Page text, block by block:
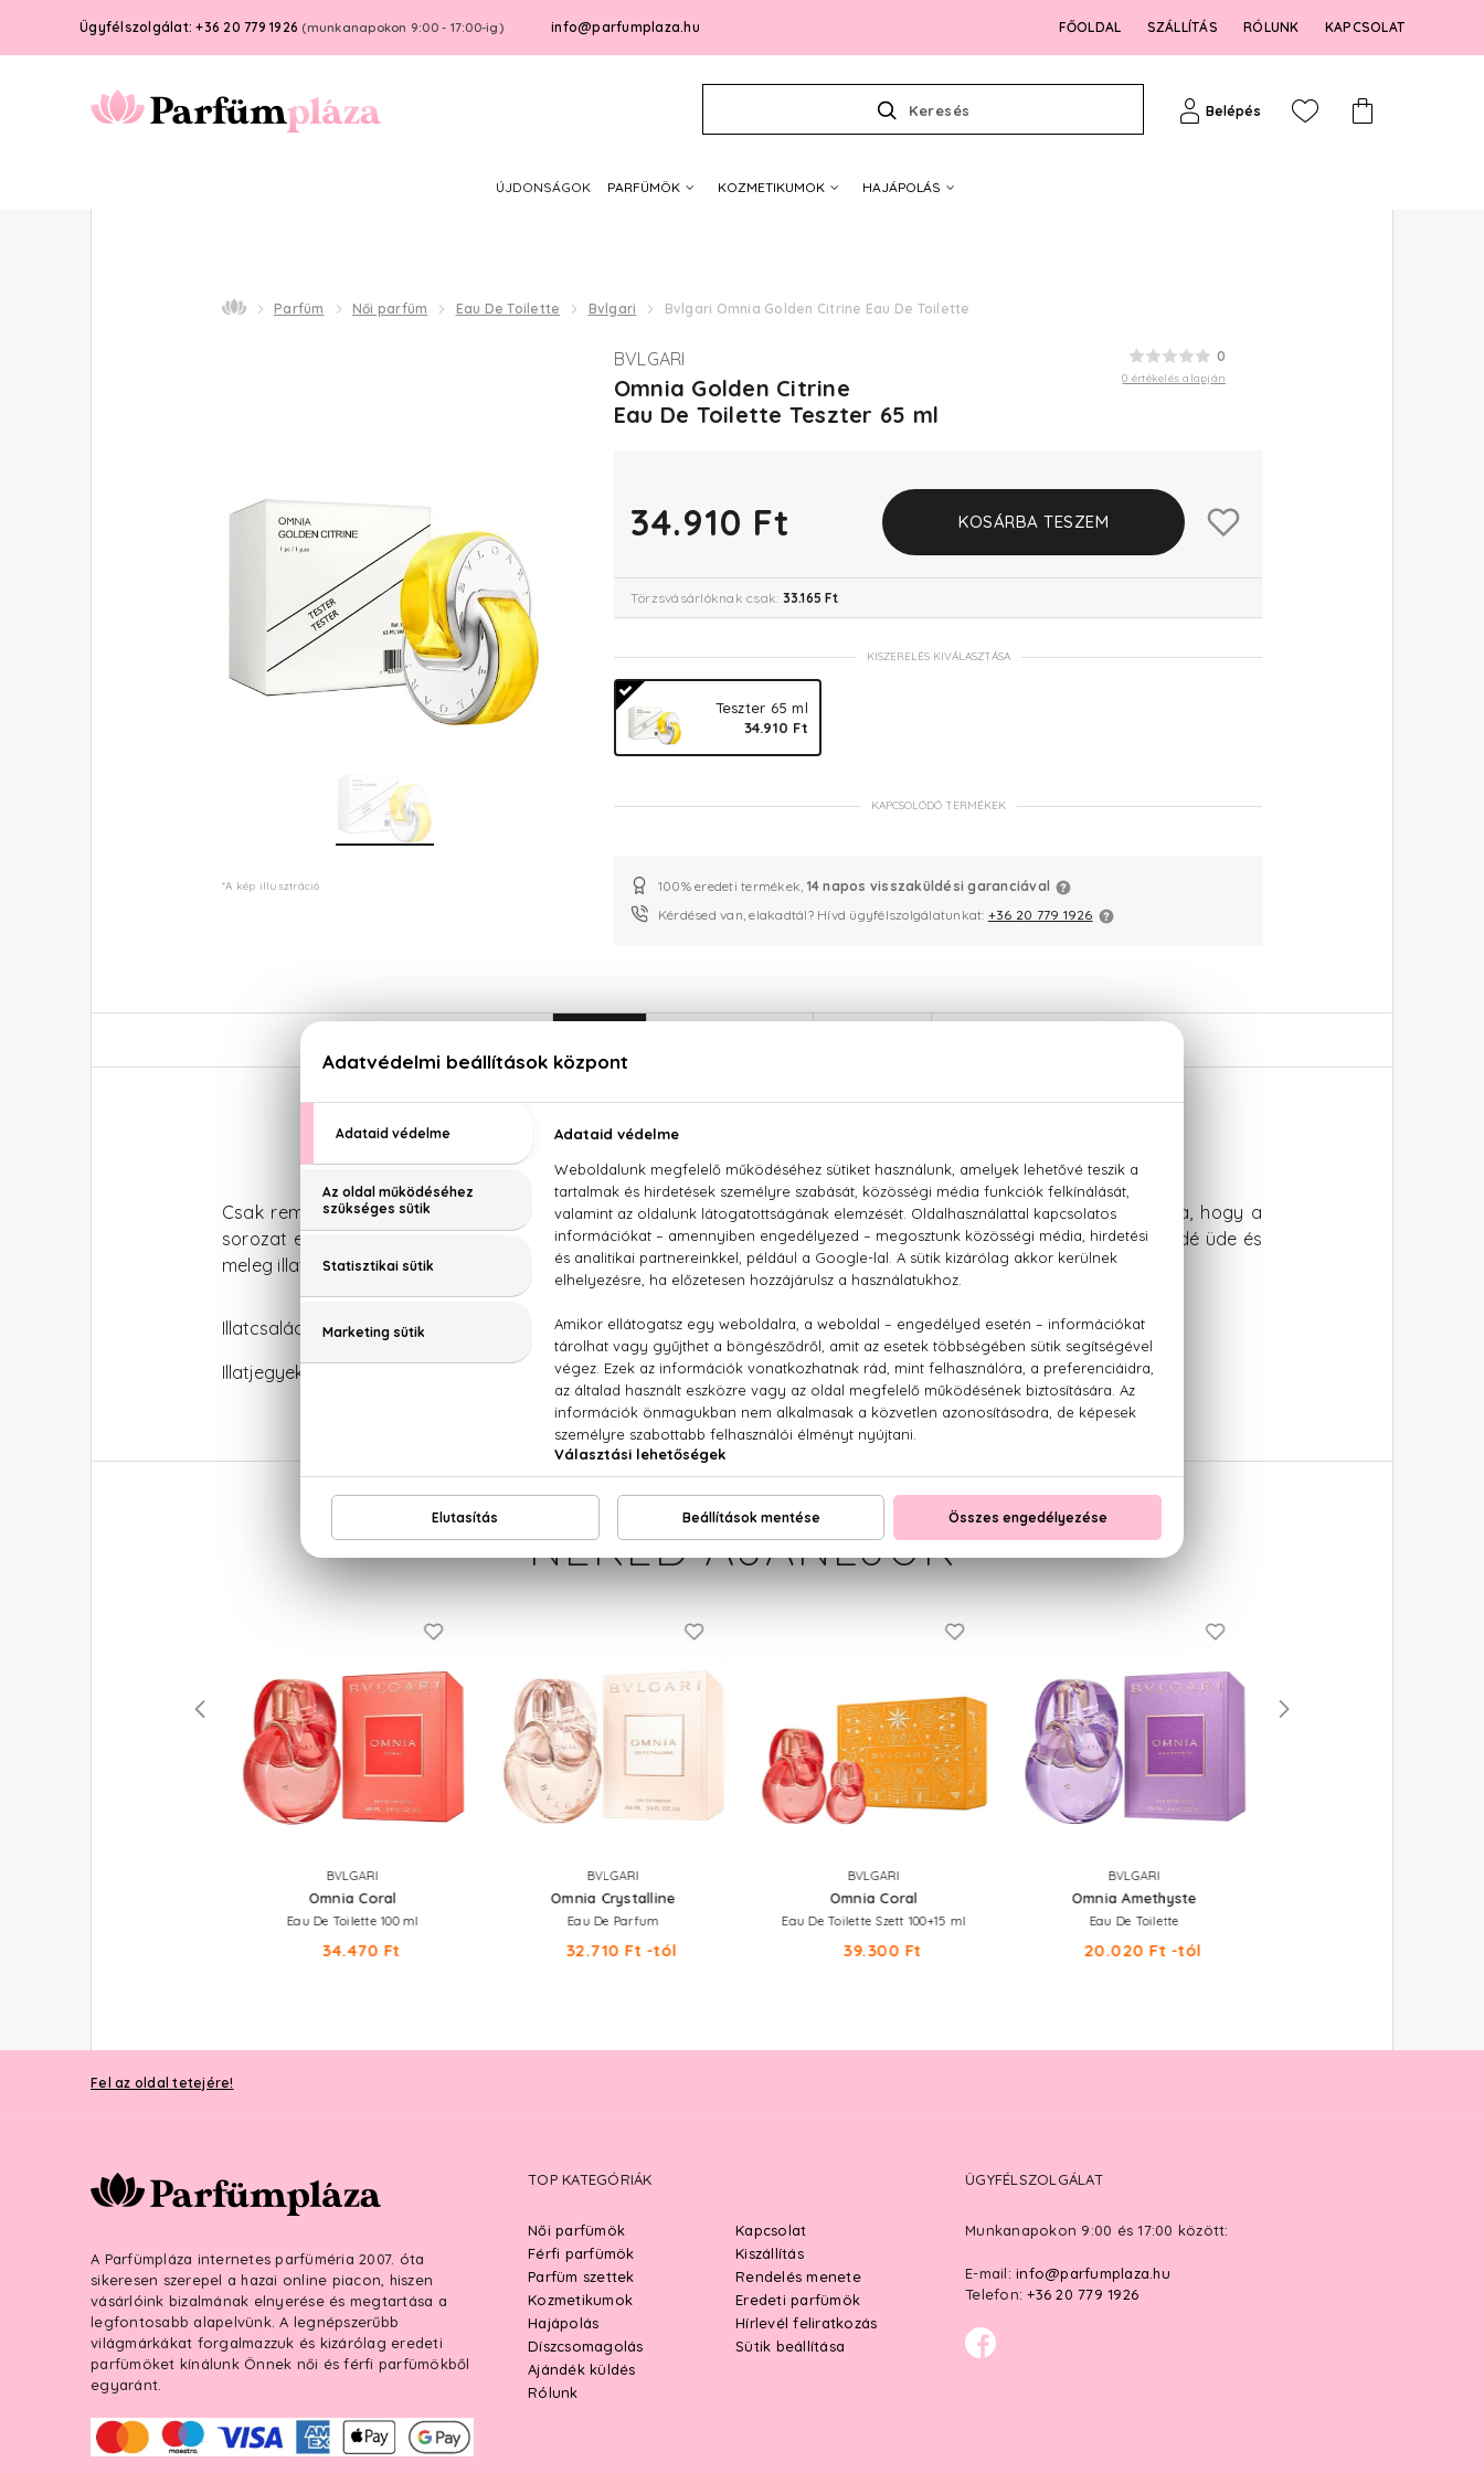
Ügyfélszolgálat: +36 20 779 1926 (munkanapokon 9:00 - 17:00-ig) info@parfumplaza.hu FŐOLDAL SZÁLLÍTÁS RÓLUNK KAPCSOLAT
Keresés Belépés
ÚJDONSÁGOK PARFÜMÖK KOZMETIKUMOK HAJÁPOLÁS
Parfüm Női parfüm Eau De Toilette Bvlgari Bvlgari Omnia Golden Citrine Eau De Toilette
*A kép illusztráció
0
0 értékelés alapján
BVLGARI
Omnia Golden Citrine
Eau De Toilette Teszter 65 ml
34.910 Ft KOSÁRBA TESZEM
Törzsvásárlóknak csak: 33.165 Ft
KISZERELÉS KIVÁLASZTÁSA
Teszter 65 ml
34.910 Ft
KAPCSOLÓDÓ TERMÉKEK
100% eredeti termékek, 14 napos visszaküldési garanciával
Kérdésed van, elakadtál? Hívd ügyfélszolgálatunkat: +36 20 779 1926
Bvlgari Omnia Golden Citrine Eau De Toilette
Csak remélni merték aBvlgari tervezői, hogy azOmniasorozat ilyen sikernek örvend, de nem gondolták volna, hogy a
sorozat első
ennyire meghatározó lesz. A tisztán orientálisparfüma fűszerek és a csokoládé üde és
meleg illatorgiáját árasztják az orr felé. Misztikus illata elvarázsolja a hétköznapokat.
Illatcsalád: Virágos
Illatjegyek: mandarin, ylang-ylang, benzoeviasz
NEKED AJÁNLJUK
BVLGARI
Omnia Coral
Eau De Toilette 100 ml
34.470 Ft
BVLGARI
Omnia Crystalline
Eau De Parfum
32.710 Ft -tól
BVLGARI
Omnia Coral
Eau De Toilette Szett 100+15 ml
39.300 Ft
BVLGARI
Omnia Amethyste
Eau De Toilette
20.020 Ft -tól
Fel az oldal tetejére!
A Parfümpláza internetes parfüméria 2007. óta
sikeresen szerepel a hazai online piacon, hiszen
vásárlóink bizalmának elnyerése és megtartása a
legfontosabb alapelvünk. A legnépszerűbb
világmárkákat forgalmazzuk és kizárólag eredeti
parfümöket kínálunk Önnek női és férfi parfümökből
egyaránt.
TOP KATEGÓRIÁK
Női parfümök
Férfi parfümök
Parfüm szettek
Kozmetikumok
Hajápolás
Díszcsomagolás
Ajándék küldés
Rólunk
Kapcsolat
Kiszállítás
Rendelés menete
Eredeti parfümök
Hírlevél feliratkozás
Sütik beállítása
ÜGYFÉLSZOLGÁLAT
Munkanapokon 9:00 és 17:00 között:
E-mail: info@parfumplaza.hu
Telefon: +36 20 779 1926